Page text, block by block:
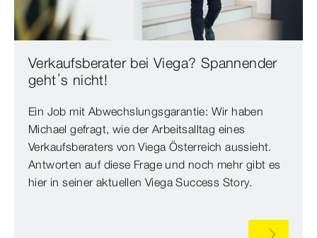
Verkaufsberater bei Viega? Spannender
geht’s nicht!
Ein Job mit Abwechslungsgarantie: Wir haben
Michael gefragt, wie der Arbeitsalltag eines
Verkaufsberaters von Viega Österreich aussieht.
Antworten auf diese Frage und noch mehr gibt es
hier in seiner aktuellen Viega Success Story.